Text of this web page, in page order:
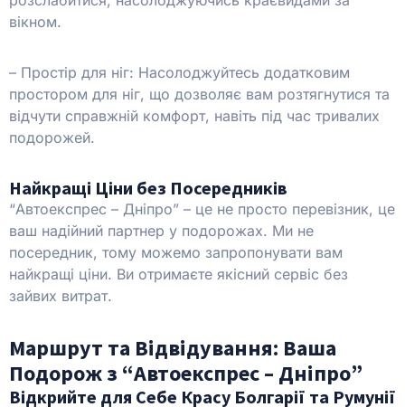
вікном.
– Простір для ніг: Насолоджуйтесь додатковим
простором для ніг, що дозволяє вам розтягнутися та
відчути справжній комфорт, навіть під час тривалих
подорожей.
Найкращі Ціни без Посередників
“Автоекспрес – Дніпро” – це не просто перевізник, це
ваш надійний партнер у подорожах. Ми не
посередник, тому можемо запропонувати вам
найкращі ціни. Ви отримаєте якісний сервіс без
зайвих витрат.
Маршрут та Відвідування: Ваша
Подорож з “Автоекспрес – Дніпро”
Відкрийте для Себе Красу Болгарії та Румунії